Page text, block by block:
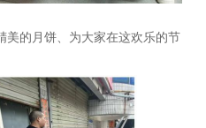
美的月饼、为大家在这欢乐的节